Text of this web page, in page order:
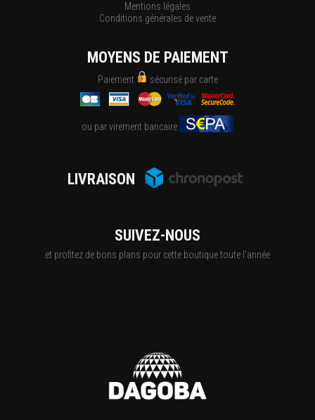
Mentions légales
Conditions générales de vente
MOYENS DE PAIEMENT
Paiement sécurisé par carte
ou par virement bancaire
LIVRAISON
SUIVEZ-NOUS
et profitez de bons plans pour cette boutique toute l'année